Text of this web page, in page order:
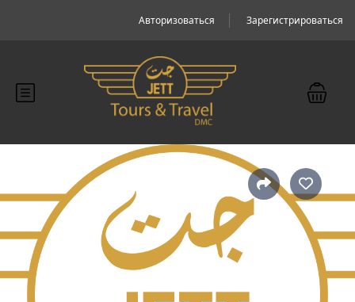
Авторизоваться Зарегистрироваться